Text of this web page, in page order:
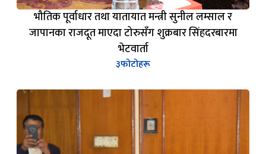
भौतिक पूर्वाधार तथा यातायात मन्त्री सुनील लम्साल र
जापानका राजदूत माएदा टोरुसँग शुक्रबार सिंहदरबारमा
भेटवार्ता
३फोटोहरू